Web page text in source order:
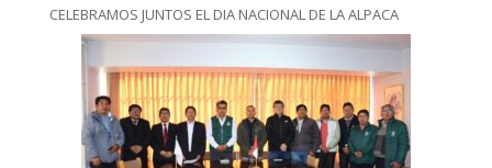
CELEBRAMOS JUNTOS EL DIA NACIONAL DE LA ALPACA